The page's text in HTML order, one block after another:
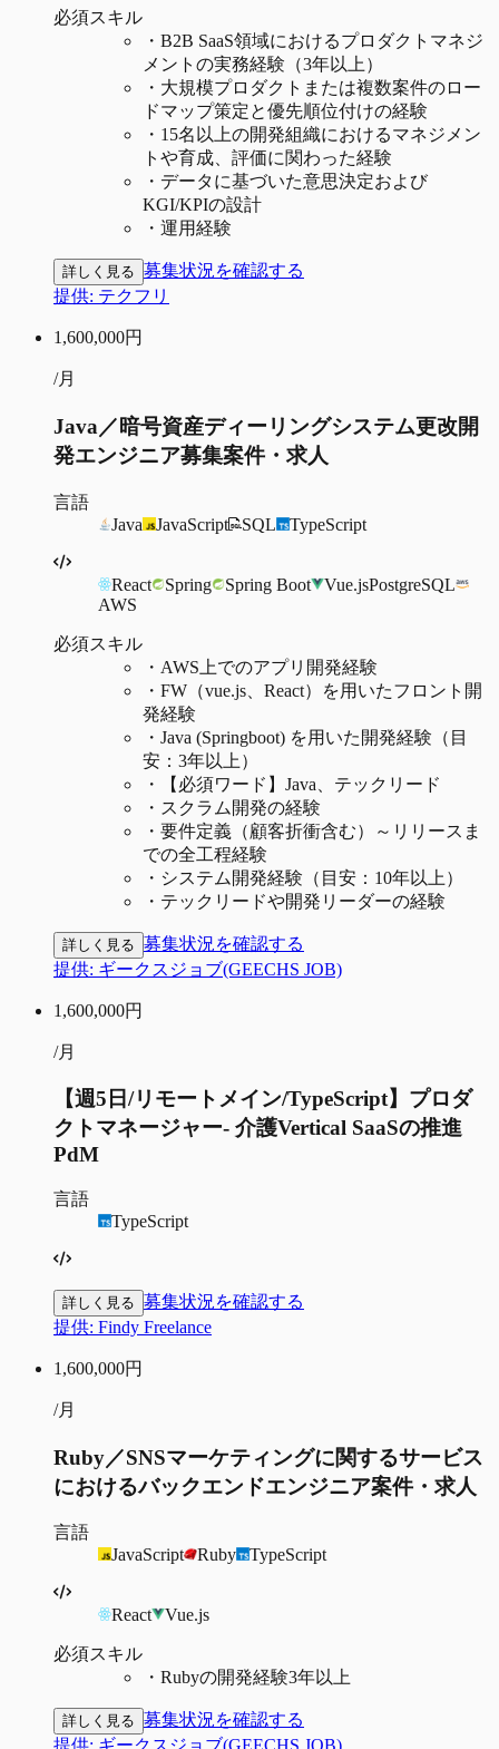
必須スキル
・ B2B SaaS領域におけるプロダクトマネジ
メントの実務経験（3年以上）
・ 大規模プロダクトまたは複数案件のロー
ドマップ策定と優先順位付けの経験
・ 15名以上の開発組織におけるマネジメン
トや育成、評価に関わった経験
・ データに基づいた意思決定および
KGI/KPIの設計
・ 運用経験
詳しく見る 募集状況を確認する
提供: テクフリ
1,600,000円
/月
Java／暗号資産ディーリングシステム更改開
発エンジニア募集案件・求人
言語
Java
JavaScript SQL TypeScript
React Spring Spring Boot Vue.jsPostgreSQL
AWS
必須スキル
・ AWS上でのアプリ開発経験
・ FW（vue.js、React）を用いたフロント開
発経験
・ Java (Springboot) を用いた開発経験（目
安：3年以上）
・
【必須ワード】Java、テックリード
・ スクラム開発の経験
・ 要件定義（顧客折衝含む）～リリースま
での全工程経験
・ システム開発経験（目安：10年以上）
・ テックリードや開発リーダーの経験
詳しく見る 募集状況を確認する
提供: ギークスジョブ(GEECHS JOB)
1,600,000円
/月
【週5日/リモートメイン/TypeScript】プロダ
クトマネージャー- 介護Vertical SaaSの推進
PdM
言語
TypeScript
詳しく見る 募集状況を確認する
提供: Findy Freelance
1,600,000円
/月
Ruby／SNSマーケティングに関するサービス
におけるバックエンドエンジニア案件・求人
言語
JavaScript
Ruby TypeScript
React Vue.js
必須スキル
・ Rubyの開発経験3年以上
詳しく見る 募集状況を確認する